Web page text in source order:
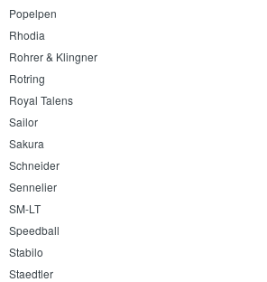
Popelpen
Rhodia
Rohrer & Klingner
Rotring
Royal Talens
Sailor
Sakura
Schneider
Sennelier
SM-LT
Speedball
Stabilo
Staedtler